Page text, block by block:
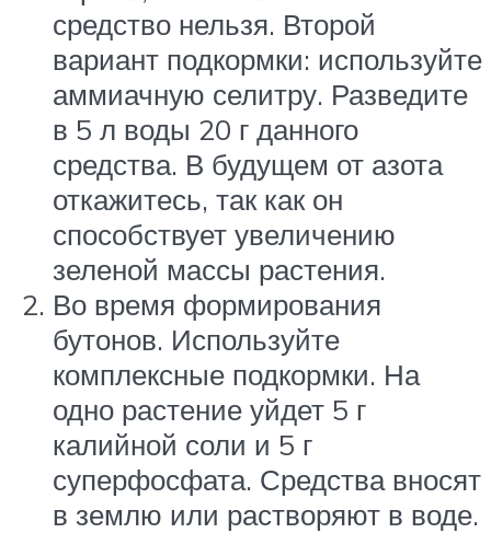
средство нельзя. Второй
вариант подкормки: используйте
аммиачную селитру. Разведите
в 5 л воды 20 г данного
средства. В будущем от азота
откажитесь, так как он
способствует увеличению
зеленой массы растения.
Во время формирования
бутонов. Используйте
комплексные подкормки. На
одно растение уйдет 5 г
калийной соли и 5 г
суперфосфата. Средства вносят
в землю или растворяют в воде.